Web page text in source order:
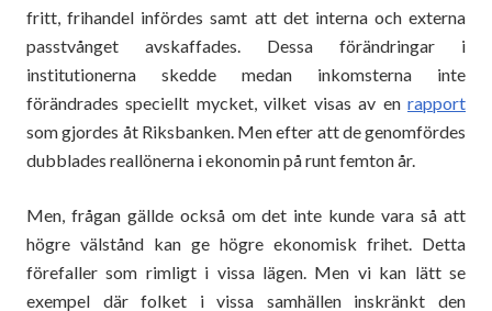
fritt, frihandel infördes samt att det interna och externa
passtvånget avskaffades. Dessa förändringar i
institutionerna skedde medan inkomsterna inte
förändrades speciellt mycket, vilket visas av en rapport
som gjordes åt Riksbanken. Men efter att de genomfördes
dubblades reallönerna i ekonomin på runt femton år.
Men, frågan gällde också om det inte kunde vara så att
högre välstånd kan ge högre ekonomisk frihet. Detta
förefaller som rimligt i vissa lägen. Men vi kan lätt se
exempel där folket i vissa samhällen inskränkt den